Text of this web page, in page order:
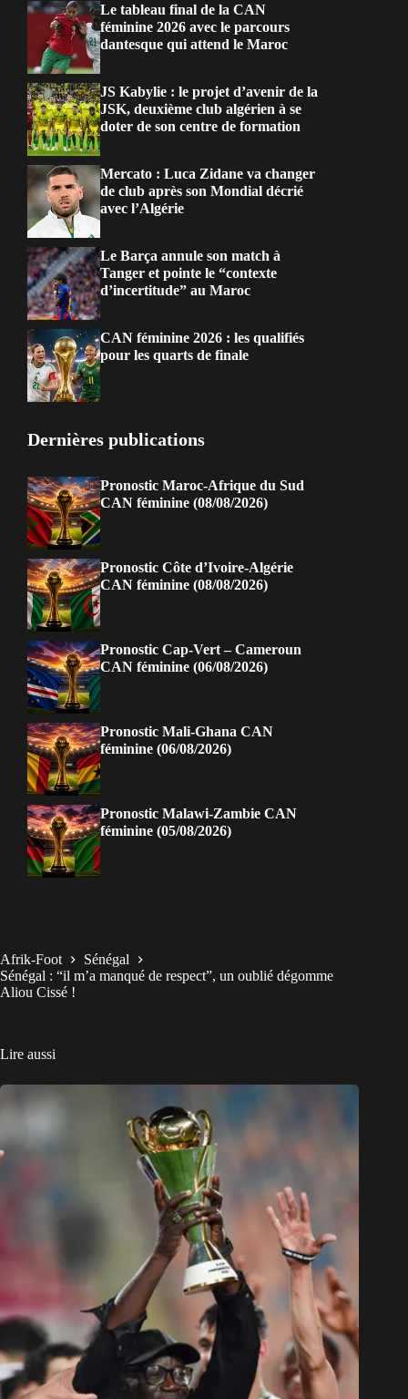
Le tableau final de la CAN
féminine 2026 avec le parcours
dantesque qui attend le Maroc
JS Kabylie : le projet d’avenir de la
JSK, deuxième club algérien à se
doter de son centre de formation
Mercato : Luca Zidane va changer
de club après son Mondial décrié
avec l’Algérie
Le Barça annule son match à
Tanger et pointe le “contexte
d’incertitude” au Maroc
CAN féminine 2026 : les qualifiés
pour les quarts de finale
Dernières publications
Pronostic Maroc-Afrique du Sud
CAN féminine (08/08/2026)
Pronostic Côte d’Ivoire-Algérie
CAN féminine (08/08/2026)
Pronostic Cap-Vert – Cameroun
CAN féminine (06/08/2026)
Pronostic Mali-Ghana CAN
féminine (06/08/2026)
Pronostic Malawi-Zambie CAN
féminine (05/08/2026)
Afrik-Foot
Sénégal
Sénégal : “il m’a manqué de respect”, un oublié dégomme
Aliou Cissé !
Lire aussi